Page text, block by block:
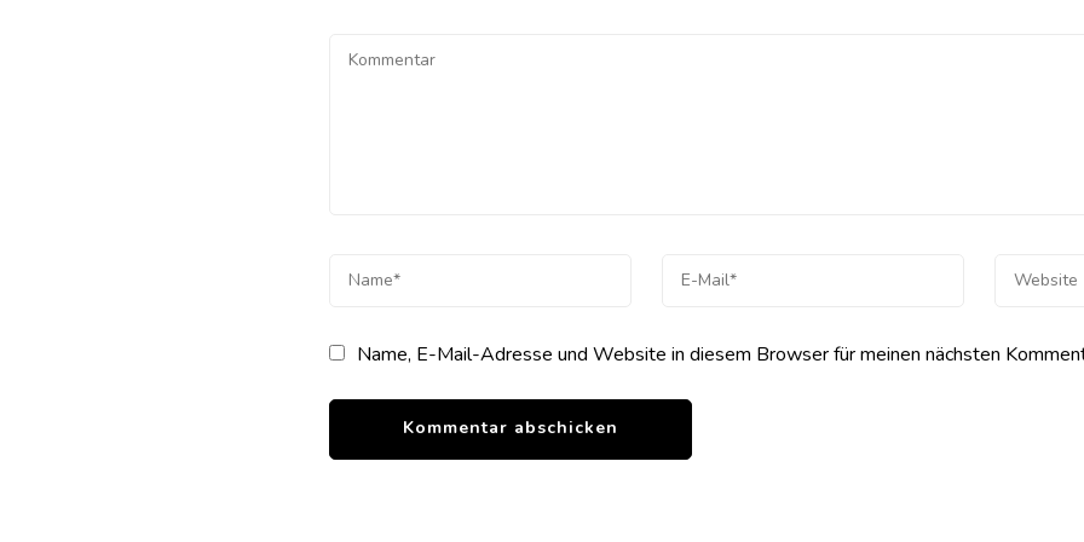
Name, E-Mail-Adresse und Website in diesem Browser für meinen nächsten